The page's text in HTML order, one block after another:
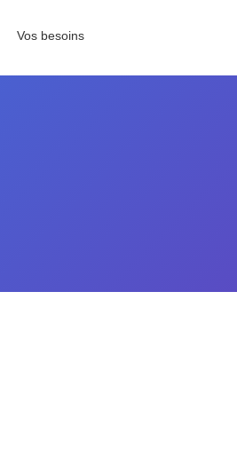
Vos besoins